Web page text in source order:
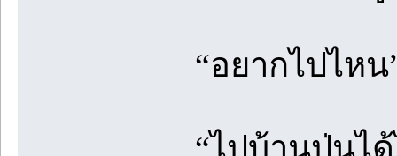
“อยากไปไห
“ไปบ้านปุ่นไ